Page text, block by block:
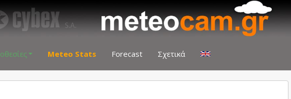
Meteo Stats Forecast Σχετικά